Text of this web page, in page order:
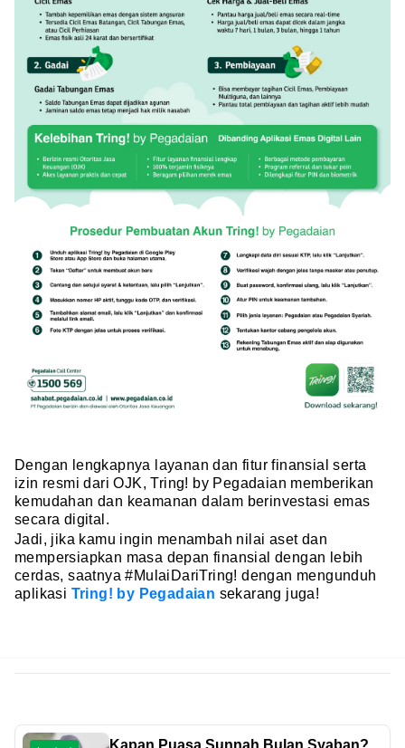
Dengan lengkapnya layanan dan fitur finansial serta
izin resmi dari OJK, Tring! by Pegadaian memberikan
kemudahan dan keamanan dalam berinvestasi emas
secara digital.
Jadi, jika kamu ingin menambah nilai aset dan
mempersiapkan masa depan finansial dengan lebih
cerdas, saatnya #MulaiDariTring! dengan mengunduh
aplikasi Tring! by Pegadaian sekarang juga!
Kapan Puasa Sunnah Bulan Syaban?